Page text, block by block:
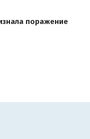
поражение